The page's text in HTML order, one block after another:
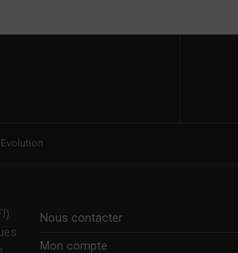
Nous contacter
Mon compte